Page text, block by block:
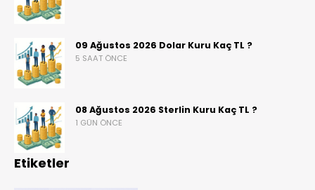
09 Ağustos 2026 Dolar Kuru Kaç TL ?
5 SAAT ÖNCE
08 Ağustos 2026 Sterlin Kuru Kaç TL ?
1 GÜN ÖNCE
Etiketler